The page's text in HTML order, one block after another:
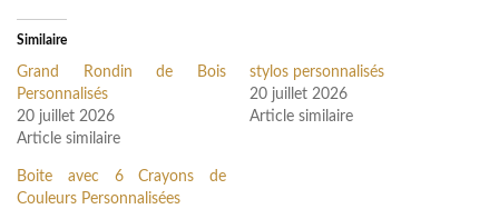
Similaire
Grand Rondin de Bois
Personnalisés
20 juillet 2026
Article similaire
stylos personnalisés
20 juillet 2026
Article similaire
Boite avec 6 Crayons de
Couleurs Personnalisées